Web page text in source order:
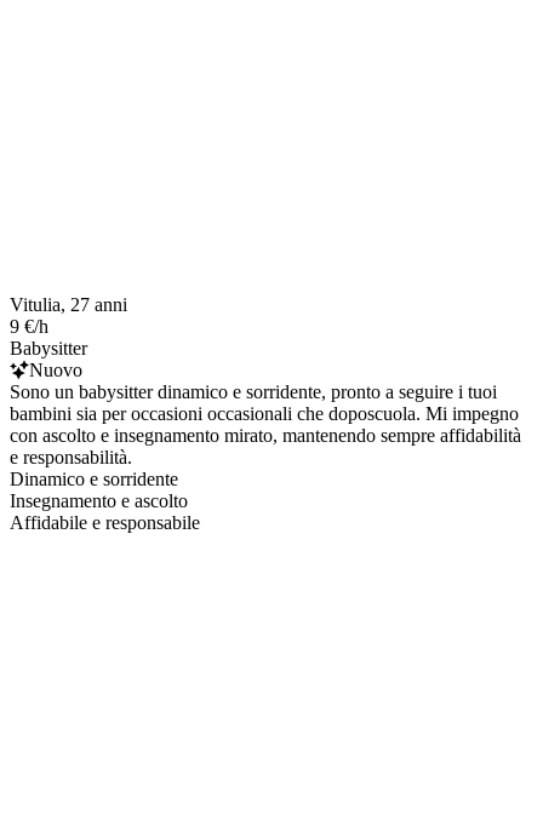
Vitulia, 27 anni
9 €/h
Babysitter
Nuovo
Sono un babysitter dinamico e sorridente, pronto a seguire i tuoi
bambini sia per occasioni occasionali che doposcuola. Mi impegno
con ascolto e insegnamento mirato, mantenendo sempre affidabilità
e responsabilità.
Dinamico e sorridente
Insegnamento e ascolto
Affidabile e responsabile